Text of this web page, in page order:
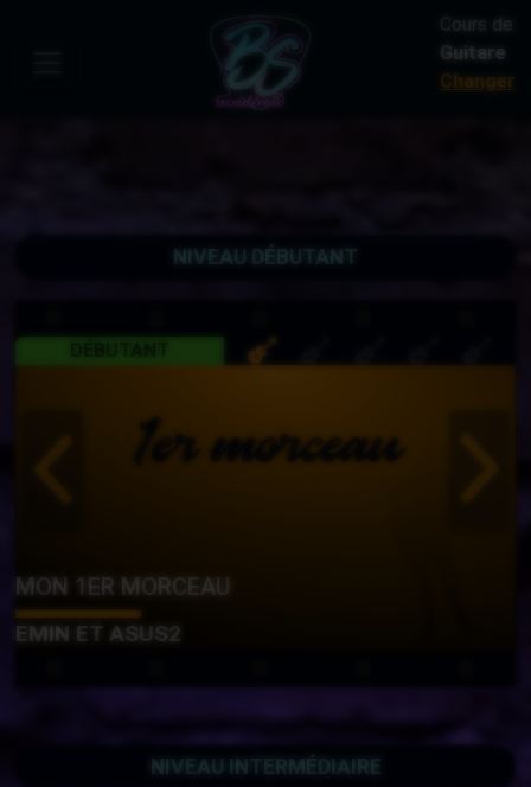
Cours de:
Guitare
Changer
NIVEAU DÉBUTANT
MON 1ER MORCEAU
EMIN ET ASUS2
NIVEAU INTERMÉDIAIRE